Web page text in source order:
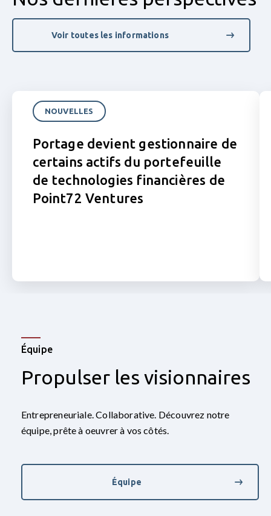
Voir toutes les informations
Read Portage devient gestionnaire de certains actifs du
NOUVELLES
Portage devient gestionnaire de
certains actifs du portefeuille
de technologies financières de
Point72 Ventures
Équipe
Propulser les visionnaires
Entrepreneuriale. Collaborative. Découvrez notre
équipe, prête à oeuvrer à vos côtés.
Équipe